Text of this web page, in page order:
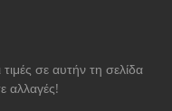
σε αυτήν τη σελίδα
αλλαγές!